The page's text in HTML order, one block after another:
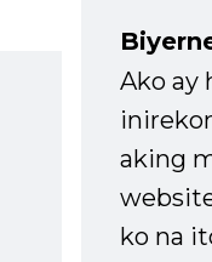
Ako ay
aking
ko na